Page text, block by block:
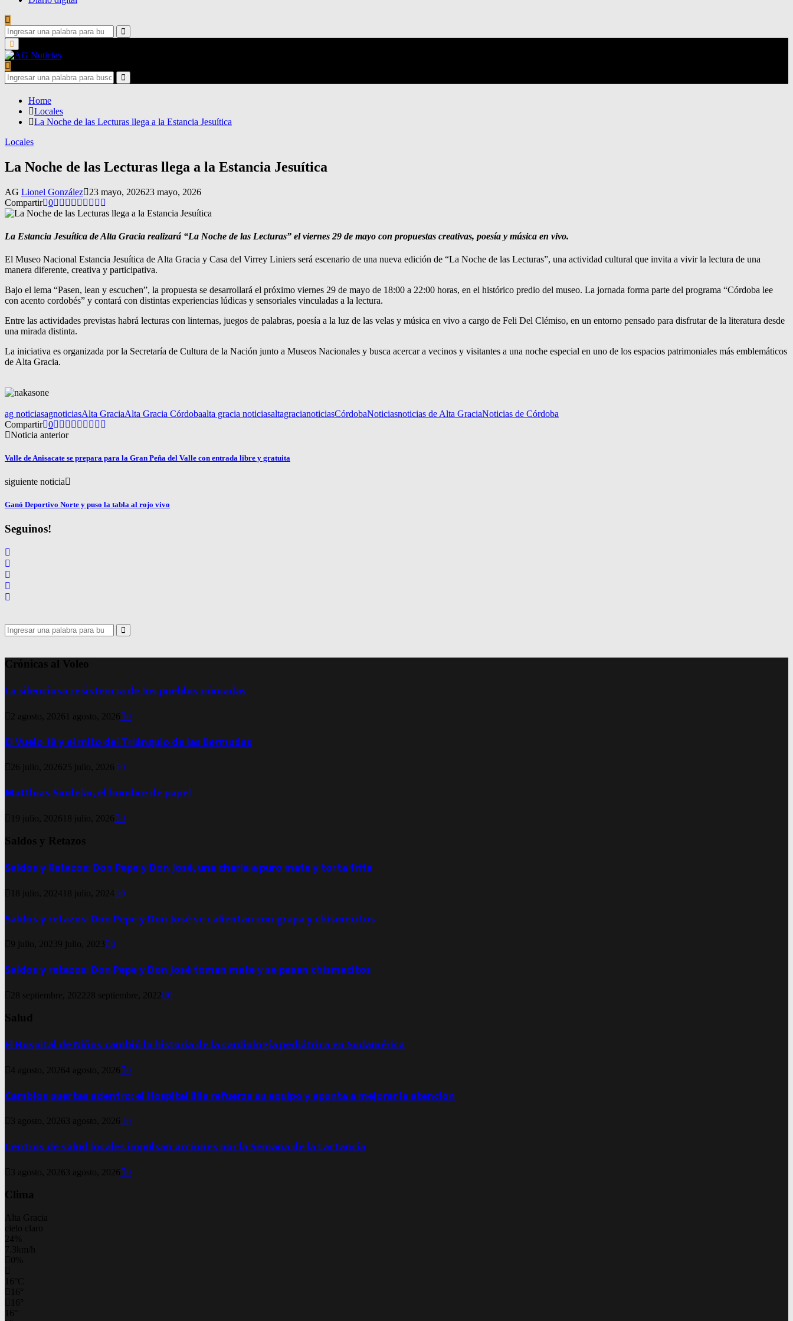
Search
for:
Search
Primary
Menu
Search
for:
Search
Home
Locales
La Noche de las Lecturas llega a la Estancia Jesuítica
Locales
La Noche de las Lecturas llega a la Estancia Jesuítica
AG Lionel González 23 mayo, 202623 mayo, 2026
Compartir 0
La Estancia Jesuítica de Alta Gracia realizará “La Noche de las Lecturas” el viernes 29 de mayo con propuestas creativas, poesía y música en vivo.
El Museo Nacional Estancia Jesuítica de Alta Gracia y Casa del Virrey Liniers será escenario de una nueva edición de “La Noche de las Lecturas”, una actividad cultural que invita a vivir la lectura de una
manera diferente, creativa y participativa.
Bajo el lema “Pasen, lean y escuchen”, la propuesta se desarrollará el próximo viernes 29 de mayo de 18:00 a 22:00 horas, en el histórico predio del museo. La jornada forma parte del programa “Córdoba lee
con acento cordobés” y contará con distintas experiencias lúdicas y sensoriales vinculadas a la lectura.
Entre las actividades previstas habrá lecturas con linternas, juegos de palabras, poesía a la luz de las velas y música en vivo a cargo de Feli Del Clémiso, en un entorno pensado para disfrutar de la literatura desde
una mirada distinta.
La iniciativa es organizada por la Secretaría de Cultura de la Nación junto a Museos Nacionales y busca acercar a vecinos y visitantes a una noche especial en uno de los espacios patrimoniales más emblemáticos
de Alta Gracia.
ag noticiasagnoticiasAlta GraciaAlta Gracia Córdobaalta gracia noticiasaltagracianoticiasCórdobaNoticiasnoticias de Alta GraciaNoticias de Córdoba
Compartir 0
Noticia anterior
Valle de Anisacate se prepara para la Gran Peña del Valle con entrada libre y gratuita
siguiente noticia
Ganó Deportivo Norte y puso la tabla al rojo vivo
Seguinos!
Search
for:
Search
Crónicas al Voleo
La silenciosa resistencia de los pueblos nómadas
2 agosto, 2026 1 agosto, 2026 0
El Vuelo 19 y el mito del Triángulo de las Bermudas
26 julio, 2026 25 julio, 2026 0
Matthias Sindelar, el hombre de papel
19 julio, 2026 18 julio, 2026 0
Saldos y Retazos
Saldos y Retazos: Don Pepe y Don José, una charla a puro mate y torta frita
18 julio, 2024 18 julio, 2024 0
Saldos y retazos: Don Pepe y Don José se calientan con grapa y chismecitos
9 julio, 20239 julio, 2023 0
Saldos y retazos: Don Pepe y Don José toman mate y se pasan chismecitos
28 septiembre, 2022 28 septiembre, 2022 0
Salud
El Hospital de Niños cambió la historia de la cardiología pediátrica en Sudamérica
4 agosto, 20264 agosto, 2026 0
Cambios puertas adentro: el Hospital Illia refuerza su equipo y apunta a mejorar la atención
3 agosto, 2026 3 agosto, 2026 0
Centros de salud locales impulsan acciones por la Semana de la Lactancia
3 agosto, 2026 3 agosto, 2026 0
Clima
Alta Gracia
cielo claro
24%
7.3km/h
0%
16 C
16
16
16